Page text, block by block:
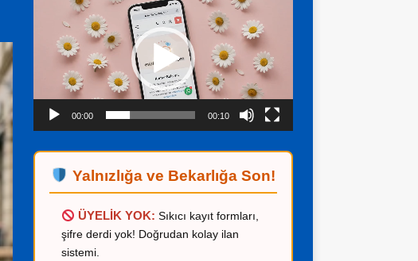
oynatıcı
00:00 00:10
Yalnızlığa ve Bekarlığa Son!
ÜYELİK YOK: Sıkıcı kayıt formları,
şifre derdi yok! Doğrudan kolay ilan
sistemi.